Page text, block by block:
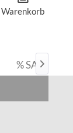
Warenkorb
% SALE
